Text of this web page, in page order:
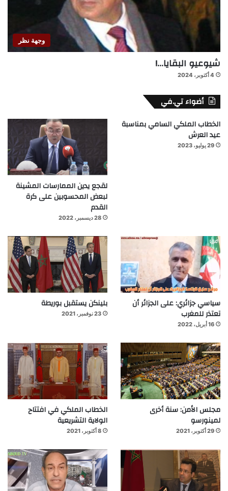
وجهة نظر
شيوعيو البقايا…!
4 أكتوبر، 2024
أضواء تي.في
الخطاب الملكي السامي بمناسبة
عيد العرش
29 يوليو، 2023
لقجع يدين الممارسات المشينة
لبعض المحسوبين على كرة
القدم
28 ديسمبر، 2022
سياسي جزائري: على الجزائر أن
تعتذر للمغرب
16 أبريل، 2022
بلينكن يستقبل بوريطة
23 نوفمبر، 2021
مجلس الأمن: سنة أخرى
لمينورسو
29 أكتوبر، 2021
الخطاب الملكي في افتتاح
الولاية التشريعية
8 أكتوبر، 2021